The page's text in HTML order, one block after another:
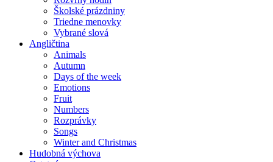
Školské prázdniny
Triedne menovky
Vybrané slová
Angličtina
Animals
Autumn
Days of the week
Emotions
Fruit
Numbers
Rozprávky
Songs
Winter and Christmas
Hudobná výchova